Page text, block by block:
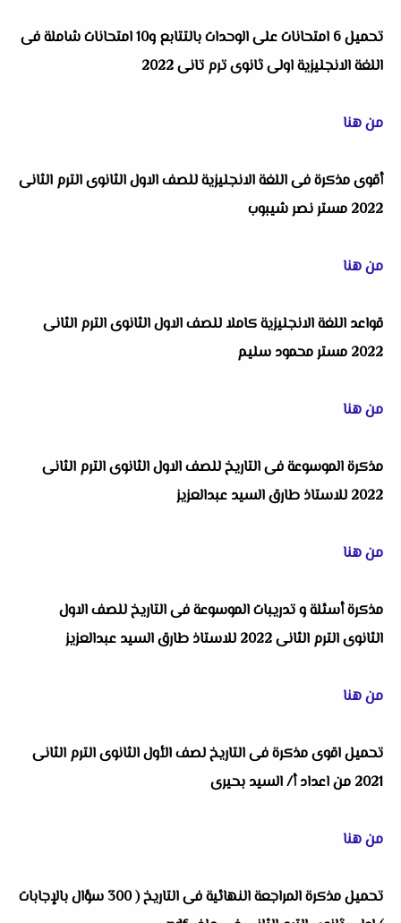
تحميل 6 امتحانات على الوحدات بالتتابع و10 امتحانات شاملة فى
اللغة الانجليزية اولى ثانوى ترم تانى 2022
من هنا
أقوى مذكرة فى اللغة الانجليزية للصف الاول الثانوى الترم الثانى
2022 مستر نصر شيبوب
من هنا
قواعد اللغة الانجليزية كاملا للصف الاول الثانوى الترم الثانى
2022 مستر محمود سليم
من هنا
مذكرة الموسوعة فى التاريخ للصف الاول الثانوى الترم الثانى
2022 للاستاذ طارق السيد عبدالعزيز
من هنا
مذكرة أسئلة و تدريبات الموسوعة فى التاريخ للصف الاول
الثانوى الترم الثانى 2022 للاستاذ طارق السيد عبدالعزيز
من هنا
تحميل اقوى مذكرة فى التاريخ لصف الأول الثانوى الترم الثانى
2021 من اعداد أ/ السيد بحيرى
من هنا
تحميل مذكرة المراجعة النهائية فى التاريخ ( 300 سؤال بالإجابات